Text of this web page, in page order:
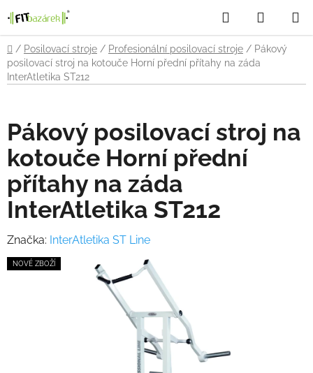
na
obsah
Hledat
KOŠÍK
Domů
/ Posilovací stroje / Profesionální posilovací stroje / Pákový
posilovací stroj na kotouče Horní přední přítahy na záda
InterAtletika ST212
Pákový posilovací stroj na
kotouče Horní přední
přítahy na záda
InterAtletika ST212
Značka: InterAtletika ST Line
NOVÉ ZBOŽÍ